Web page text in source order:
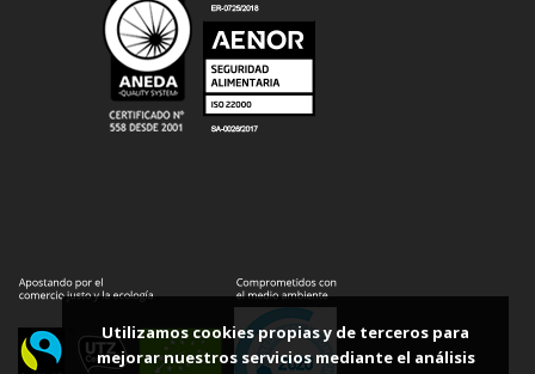
Utilizamos cookies propias y de terceros para
mejorar nuestros servicios mediante el análisis